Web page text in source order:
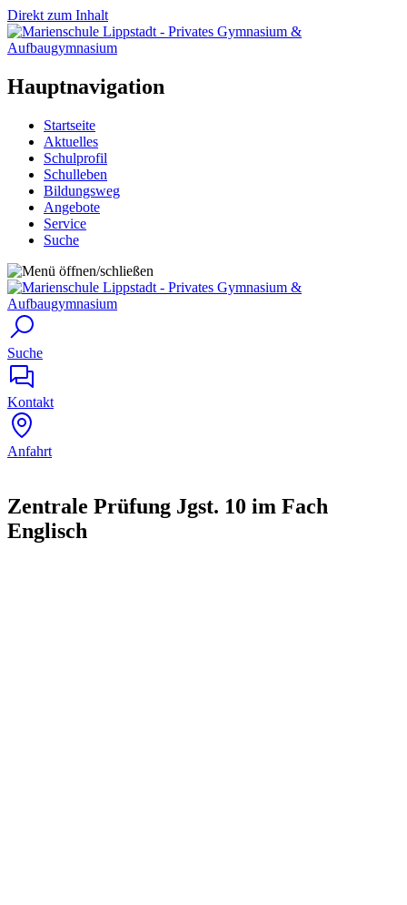
Direkt zum Inhalt
Hauptnavigation
Startseite
Aktuelles
Schulprofil
Schulleben
Bildungsweg
Angebote
Service
Suche
Suche
Kontakt
Anfahrt
Zentrale Prüfung Jgst. 10 im Fach
Englisch